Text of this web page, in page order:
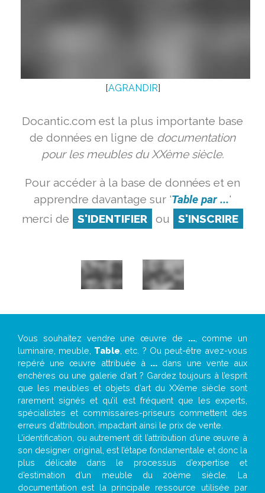
[AGRANDIR]
Docantic.com est la plus importante base
de données en ligne de documentation
pour les meubles du XXème siècle.
Pour accéder à la base de données et en
apprendre davantage sur 'Table par ...'
merci de
S'IDENTIFIER ou S'INSCRIRE
Vous souhaitez vendre une œuvre de ..., comme un
luminaire, meuble, Table , etc. ? Ou peut-être avez-vous
repéré une œuvre attribuée à ... dans une vente aux
enchères ou une galerie d’art ? Gardez toujours à l’esprit
que les meubles et objets d’art du XXème siècle sont
rarement signés et qu’il est fréquent que les experts,
spécialistes et commissaires-priseurs commettent des
erreurs d’attribution, impactant ainsi le prix de vente.
L’identification, ou autrement dit l’attribution d’une œuvre à
son designer original, est l’étape fondamentale et donc la
plus délicate dans le processus d’expertise et
d’estimation d’un meuble du 20ème siècle. La
documentation est la principale ressource utilisée par